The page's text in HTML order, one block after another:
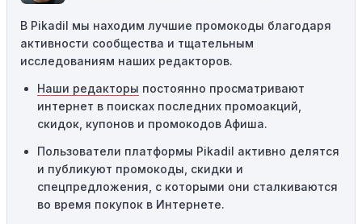
промокоды требуют соблюдения минимального
порога покупки, чтобы получить право на скидку. Если
сумма в корзине не соответствует указанному порогу,
код не сработает.
Географические ограничения:
Действие некоторых
промокодов может быть ограничено определенными
местами или регионами. Если вы находитесь за
пределами указанного региона, то код не будет
применяться.
В Pikadil мы находим лучшие промокоды благодаря
активности сообщества и тщательным
исследованиям наших редакторов.
Наши редакторы постоянно просматривают
интернет в поисках последних промоакций,
скидок, купонов и промокодов Афиша.
Пользователи платформы Pikadil активно делятся
и публикуют промокоды, скидки и
спецпредложения, с которыми они сталкиваются
во время покупок в Интернете.